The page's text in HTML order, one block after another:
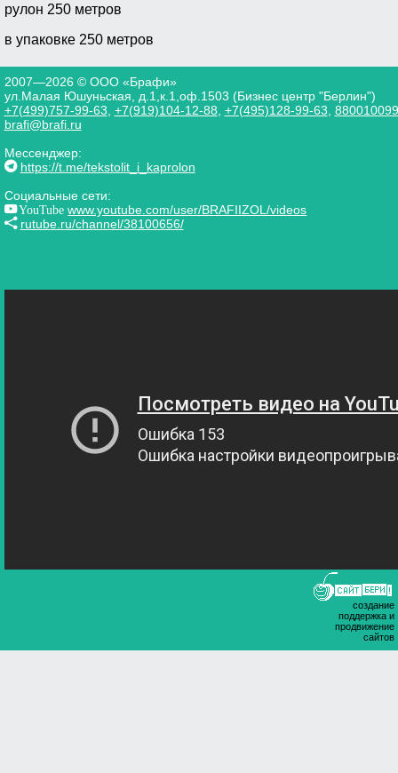
рулон 250 метров
в упаковке 250 метров
2007—2026 © ООО «Брафи»
ул.Малая Юшуньская, д.1,к.1,оф.1503 (Бизнес центр "Берлин")
+7(499)757-99-63 +7(919)104-12-88 +7(495)128-99-63
brafi@brafi.ru
Мессенджер:
https://t.me/tekstolit_i_kaprolon
Социальные сети:
YouTube www.youtube.com/user/BRAFIIZOL/videos
rutube.ru/channel/38100656/
создание
поддержка и
продвижение
сайтов